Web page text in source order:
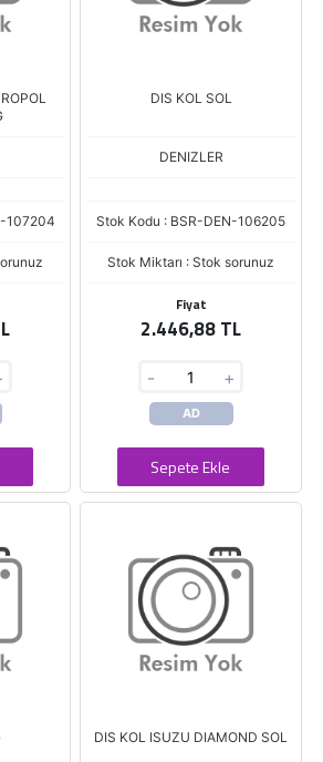
107204
DIS KOL SOL
DENIZLER
Stok Kodu : BSR-DEN-106205
Stok Miktarı : Stok sorunuz
Fiyat
2.446,88 TL
- +
AD
Sepete Ekle
DIS KOL ISUZU DIAMOND SOL